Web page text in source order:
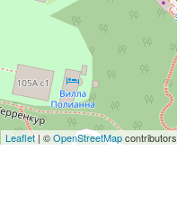
Leaflet | ©OpenStreetMapcontributors